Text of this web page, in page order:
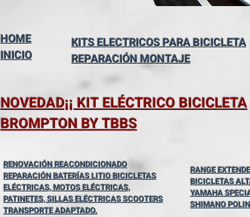
HOME
INICIO
KITS ELECTRICOS PARA BICICLETA
REPARACIÓN MONTAJE
NOVEDAD¡¡ KIT ELÉCTRICO BICICLETA
BROMPTON BY TBBS
RENOVACIÓN REACONDICIONADO
REPARACIÓN BATERÍAS LITIO BICICLETAS
ELÉCTRICAS, MOTOS ELÉCTRICAS,
PATINETES, SILLAS ELÉCTRICAS SCOOTERS
TRANSPORTE ADAPTADO.
RANGE
BICICLETAS
YAMAHA
SHIMANO